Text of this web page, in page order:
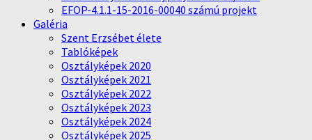
EFOP-4.1.1-15-2016-00040 számú projekt
Galéria
Szent Erzsébet élete
Tablóképek
Osztályképek 2020
Osztályképek 2021
Osztályképek 2022
Osztályképek 2023
Osztályképek 2024
Osztályképek 2025